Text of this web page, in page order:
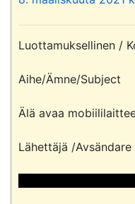
Luottamuksellinen /
Aihe/Ämne/Subject
Älä avaa
Lähettäjä /